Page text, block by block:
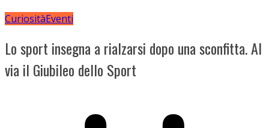
CuriositàEventi
Lo sport insegna a rialzarsi dopo una sconfitta. Al
via il Giubileo dello Sport